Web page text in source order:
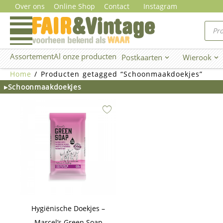
naar
inhoud
Over ons Online Shop Contact Instagram
AssortementAl onze producten Postkaarten Open Postkaarten
Wierook
Home / Producten getagged “Schoonmaakdoekjes”
▸Schoonmaakdoekjes
Hygiënische Doekjes –